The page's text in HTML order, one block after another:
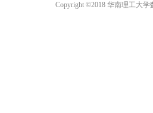
Copyright ©2018 华南理工大学